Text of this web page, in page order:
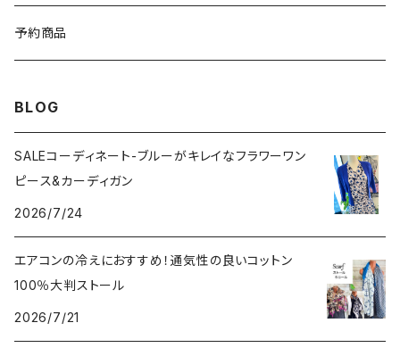
ブレスレット・バングル
予約商品
BLOG
SALEコーディネート-ブルーがキレイなフラワーワン
ピース&カーディガン
2026/7/24
エアコンの冷えにおすすめ！通気性の良いコットン
100％大判ストール
2026/7/21